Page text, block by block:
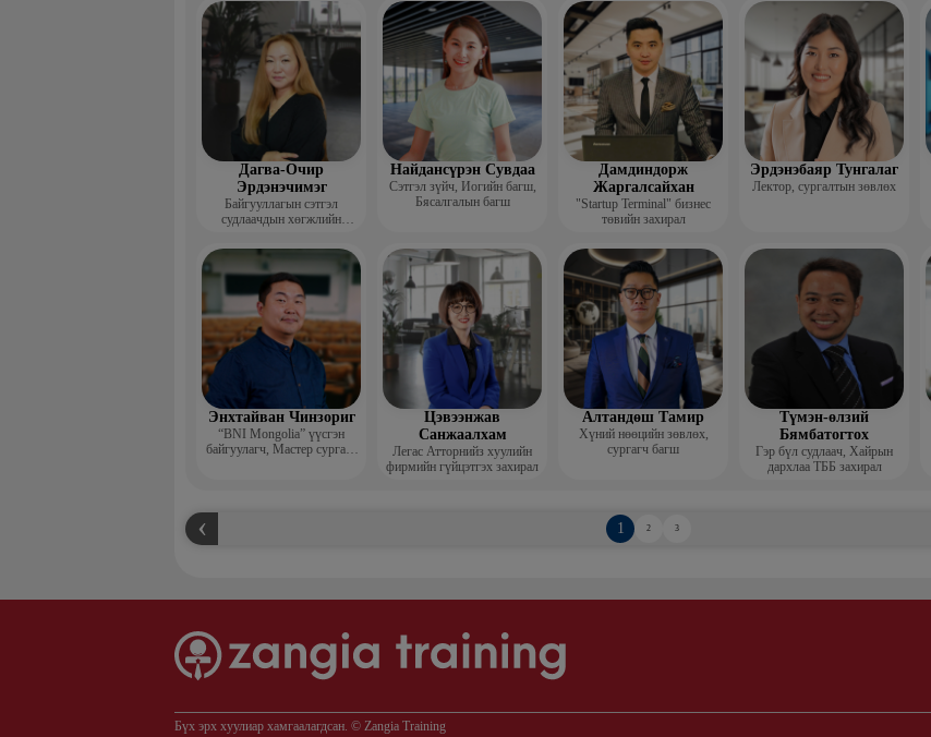
Дагва-Очир
Эрдэнэчимэг
Байгууллагын сэтгэл
судлаачдын хөгжлийн
захирал
Найдансүрэн Сувдаа
Сэтгэл зүйч, Иогийн багш,
Бясалгалын багш
Дамдиндорж
Жаргалсайхан
"Startup Terminal" бизнес
төвийн захирал
Эрдэнэбаяр Тунгалаг
Лектор, сургалтын зөвлөх
Энхтайван Чинзориг
“BNI Mongolia” үүсгэн
байгуулагч, Мастер сургагч
Цэвээнжав
Санжаалхам
Легас Атторнийз хуулийн
фирмийн гүйцэтгэх захирал
Алтандөш Тамир
Хүний нөөцийн зөвлөх,
сургагч багш
Түмэн-өлзий
Бямбатогтох
Гэр бүл судлаач, Хайрын
дархлаа ТББ захирал
1 2 3
Бүх эрх хуулиар хамгаалагдсан. © Zangia Training